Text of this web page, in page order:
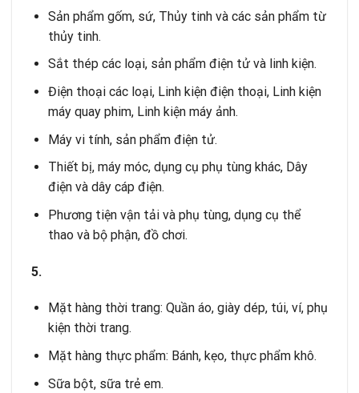
Sản phẩm gốm, sứ, Thủy tinh và các sản phẩm từ
thủy tinh.
Sắt thép các loại, sản phẩm điện tử và linh kiện.
Điện thoại các loại, Linh kiện điện thoại, Linh kiện
máy quay phim, Linh kiện máy ảnh.
Máy vi tính, sản phẩm điện tử.
Thiết bị, máy móc, dụng cụ phụ tùng khác, Dây
điện và dây cáp điện.
Phương tiện vận tải và phụ tùng, dụng cụ thể
thao và bộ phận, đồ chơi.
5.
Mặt hàng thời trang: Quần áo, giày dép, túi, ví, phụ
kiện thời trang.
Mặt hàng thực phẩm: Bánh, kẹo, thực phẩm khô.
Sữa bột, sữa trẻ em.